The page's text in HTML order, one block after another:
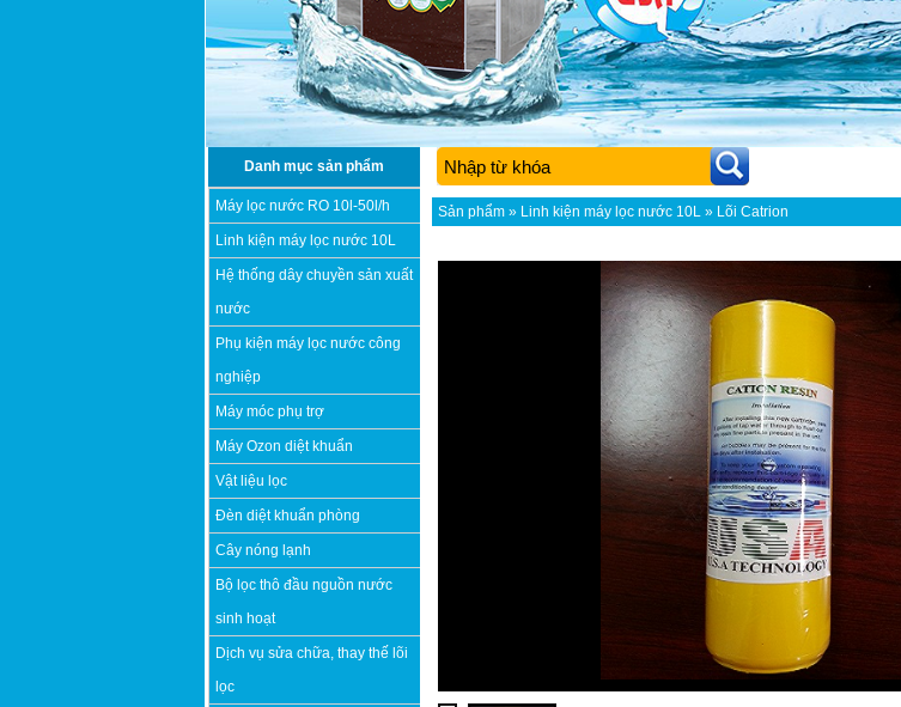
Danh mục sản phẩm
Máy lọc nước RO 10l-50l/h
Linh kiện máy lọc nước 10L
Hệ thống dây chuyền sản xuất
nước
Phụ kiện máy lọc nước công
nghiệp
Máy móc phụ trợ
Máy Ozon diệt khuẩn
Vật liệu lọc
Đèn diệt khuẩn phòng
Cây nóng lạnh
Bộ lọc thô đầu nguồn nước
sinh hoạt
Dịch vụ sửa chữa, thay thế lõi
lọc
Sản phẩm » Linh kiện máy lọc nước 10L » Lõi Catrion